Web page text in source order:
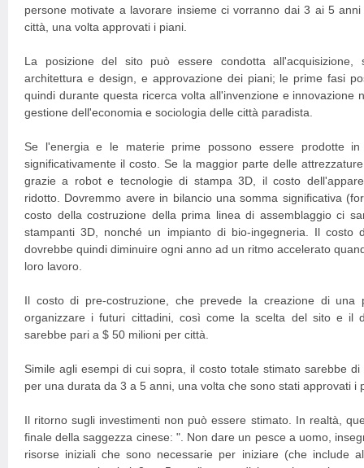
persone motivate a lavorare insieme ci vorranno dai 3 ai 5
città, una volta approvati i piani.
La posizione del sito può essere condotta all'acquisizione,
architettura e design, e approvazione dei piani; le prime fasi
quindi durante questa ricerca volta all'invenzione e innovazione
gestione dell'economia e sociologia delle città paradista.
Se l'energia e le materie prime possono essere prodotte
significativamente il costo. Se la maggior parte delle
grazie a robot e tecnologie di stampa 3D, il costo
ridotto. Dovremmo avere in bilancio una somma significativa
costo della costruzione della prima linea di assemblaggio ci
stampanti 3D, nonché un impianto di bio-ingegneria. Il costo
dovrebbe quindi diminuire ogni anno ad un ritmo accelerato
loro lavoro.
Il costo di pre-costruzione, che prevede la creazione di una
organizzare i futuri cittadini, così come la scelta del sito e il
sarebbe pari a $ 50 milioni per città.
Simile agli esempi di cui sopra, il costo totale stimato sarebbe
per una durata da 3 a 5 anni, una volta che sono stati approvati i
Il ritorno sugli investimenti non può essere stimato. In realtà,
finale della saggezza cinese: ". Non dare un pesce a uomo,
risorse iniziali che sono necessarie per iniziare (che include